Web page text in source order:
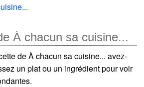
À chacun sa cuisine...
de À chacun sa cuisine... avez-
un plat ou un ingrédient pour voir